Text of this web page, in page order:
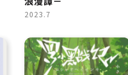
2023.7